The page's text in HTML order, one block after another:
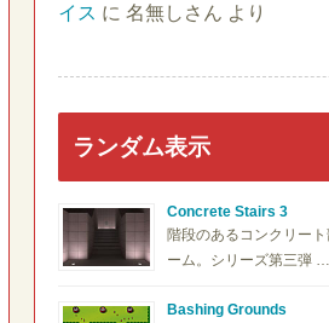
イス に 名無しさん より
ランダム表示
Concrete Stairs 3
階段のあるコンクリー
ーム。シリーズ第三弾 …
Bashing Grounds